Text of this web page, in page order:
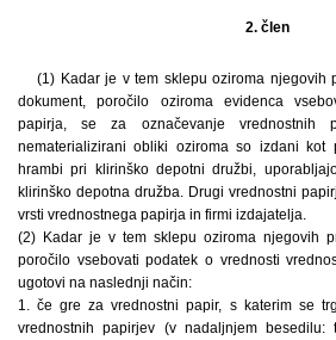
2. člen
(1) Kadar je v tem sklepu oziroma njegovih
dokument, poročilo oziroma evidenca
papirja, se za označevanje
nematerializirani obliki oziroma so izdani
hrambi pri klirinško depotni družbi,
klirinško depotna družba. Drugi vrednostni
vrsti vrednostnega papirja in firmi izdajatelja.
(2) Kadar je v tem sklepu oziroma njegovih
poročilo vsebovati podatek o vrednosti
ugotovi na naslednji način:
1. če gre za vrednostni papir, s katerim se
vrednostnih papirjev (v nadaljnjem besedilu: